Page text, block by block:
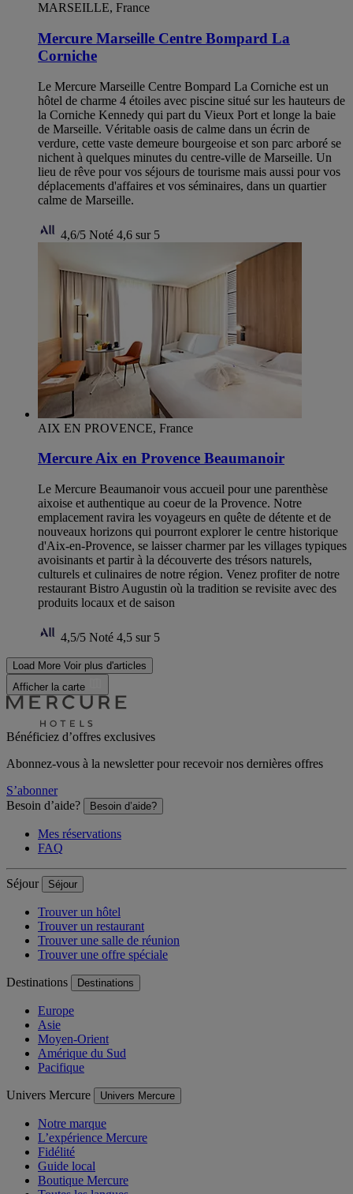
MARSEILLE, France
Mercure Marseille Centre Bompard La
Corniche
Le Mercure Marseille Centre Bompard La Corniche est un
hôtel de charme 4 étoiles avec piscine situé sur les hauteurs de
la Corniche Kennedy qui part du Vieux Port et longe la baie
de Marseille. Véritable oasis de calme dans un écrin de
verdure, cette vaste demeure bourgeoise et son parc arboré se
nichent à quelques minutes du centre-ville de Marseille. Un
lieu de rêve pour vos séjours de tourisme mais aussi pour vos
déplacements d'affaires et vos séminaires, dans un quartier
calme de Marseille.
4,6/5 Noté 4,6 sur 5
AIX EN PROVENCE, France
Mercure Aix en Provence Beaumanoir
Le Mercure Beaumanoir vous accueil pour une parenthèse
aixoise et authentique au coeur de la Provence. Notre
emplacement ravira les voyageurs en quête de détente et de
nouveaux horizons qui pourront explorer le centre historique
d'Aix-en-Provence, se laisser charmer par les villages typiques
avoisinants et partir à la découverte des trésors naturels,
culturels et culinaires de notre région. Venez profiter de notre
restaurant Bistro Augustin où la tradition se revisite avec des
produits locaux et de saison
4,5/5 Noté 4,5 sur 5
Load More Voir plus d'articles
Afficher la carte
Bénéficiez d’offres exclusives
Abonnez-vous à la newsletter pour recevoir nos dernières offres
S’abonner
Besoin d’aide?
Besoin d’aide?
Mes réservations
FAQ
Séjour Séjour
Trouver un hôtel
Trouver un restaurant
Trouver une salle de réunion
Trouver une offre spéciale
Destinations Destinations
Europe
Asie
Moyen-Orient
Amérique du Sud
Pacifique
Univers Mercure Univers Mercure
Notre marque
L’expérience Mercure
Fidélité
Guide local
Boutique Mercure